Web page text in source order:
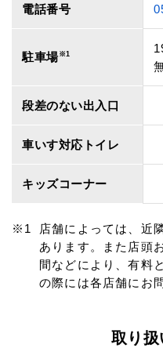
電話番号
駐車場※1
段差のない出入口
車いす対応トイレ
キッズコーナー
店舗によっては、近
あります。また店頭
間などにより、有料
の際には各店舗にお
取り